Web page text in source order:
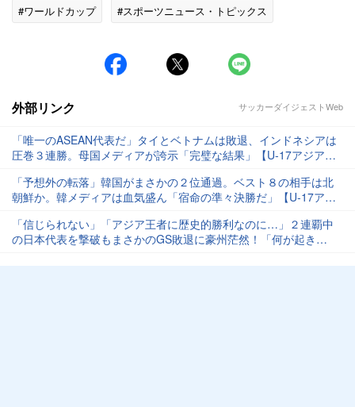
#ワールドカップ
#スポーツニュース・トピックス
外部リンク サッカーダイジェストWeb
「唯一のASEAN代表だ」タイとベトナムは敗退、インドネシアは
圧巻３連勝。母国メディアが誇示「完璧な結果」【U-17アジア
「予想外の転落」韓国がまさかの２位通過。ベスト８の相手は北
朝鮮か。韓メディアは血気盛ん「宿命の準々決勝だ」【U-17アジ
「信じられない」「アジア王者に歴史的勝利なのに…」２連覇中
の日本代表を撃破もまさかのGS敗退に豪州茫然！「何が起き